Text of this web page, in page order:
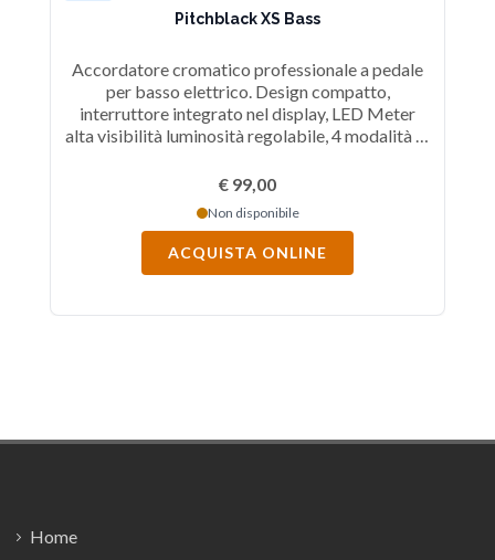
Pitchblack XS Bass
Accordatore cromatico professionale a pedale
per basso elettrico. Design compatto,
interruttore integrato nel display, LED Meter
alta visibilità luminosità regolabile, 4 modalità di
solo ±0,1 cent di tolleranza, Range frequenze: da
A4=436 a 445Hz (1Hz
step), Alimentazione Adattatore AC (opzionale).
€ 99,00
Non disponibile
ACQUISTA ONLINE
Home